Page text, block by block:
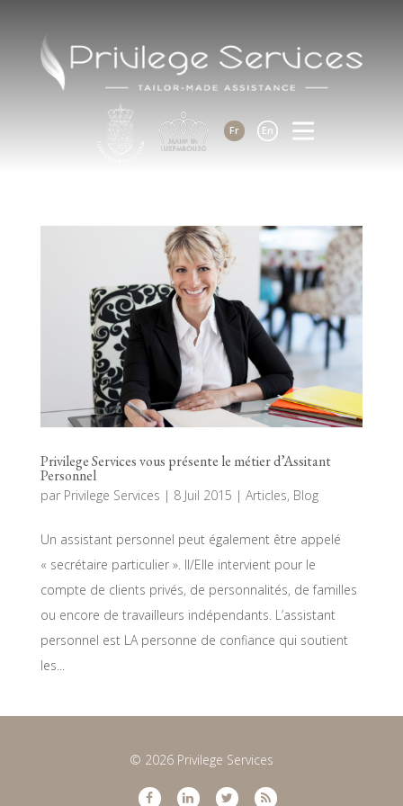
Fr En
Privilege Services vous présente le métier d’Assitant
Personnel
par Privilege Services | 8 Juil 2015 | Articles, Blog
Un assistant personnel peut également être appelé
« secrétaire particulier ». Il/Elle intervient pour le
compte de clients privés, de personnalités, de familles
ou encore de travailleurs indépendants. L’assistant
personnel est LA personne de confiance qui soutient
les...
© 2026 Privilege Services